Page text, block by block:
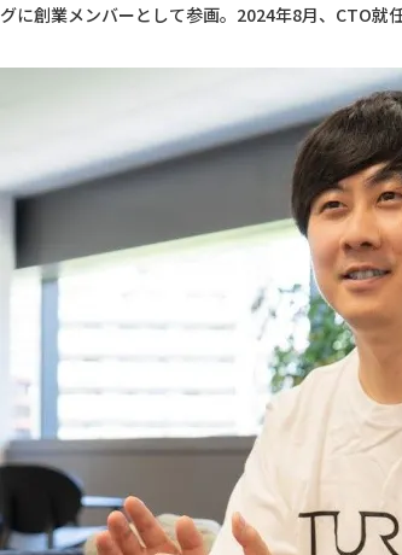
グに創業メンバーとして参画。2024年8月、CTO就